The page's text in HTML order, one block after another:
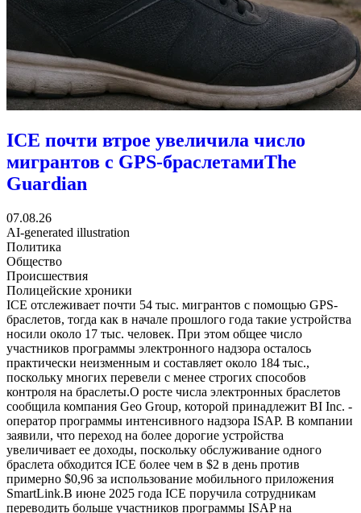
ICE почти втрое увеличила число
мигрантов с GPS-браслетамиThe
Guardian
07.08.26
AI-generated illustration
Политика
Общество
Происшествия
Полицейские хроники
ICE отслеживает почти 54 тыс. мигрантов с помощью GPS-
браслетов, тогда как в начале прошлого года такие устройства
носили около 17 тыс. человек. При этом общее число
участников программы электронного надзора осталось
практически неизменным и составляет около 184 тыс.,
поскольку многих перевели с менее строгих способов
контроля на браслеты.О росте числа электронных браслетов
сообщила компания Geo Group, которой принадлежит BI Inc. -
оператор программы интенсивного надзора ISAP. В компании
заявили, что переход на более дорогие устройства
увеличивает ее доходы, поскольку обслуживание одного
браслета обходится ICE более чем в $2 в день против
примерно $0,96 за использование мобильного приложения
SmartLink.В июне 2025 года ICE поручила сотрудникам
переводить больше участников программы ISAP на